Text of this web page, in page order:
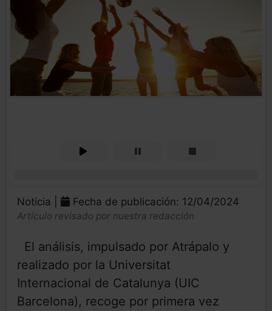
Noticia | Fecha de publicación: 12/04/2024
Artículo revisado por nuestra redacción
El análisis, impulsado por Atrápalo y
realizado por la Universitat
Internacional de Catalunya (UIC
Barcelona), recoge por primera vez